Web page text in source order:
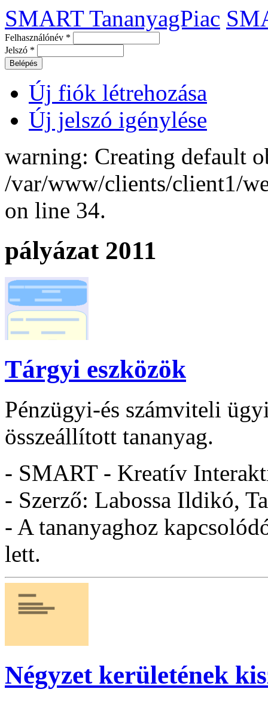
SMART TananyagPiac
Felhasználónév *
Jelszó *
Új fiók létrehozása
Új jelszó igénylése
warning: Creating default
/var/www/clients/client1/
on line 34.
pályázat 2011
Tárgyi eszközök
Pénzügyi-és számviteli
összeállított tananyag.
- SMART - Kreatív
- Szerző: Labossa Ildikó,
- A tananyaghoz
lett.
Négyzet kerületének